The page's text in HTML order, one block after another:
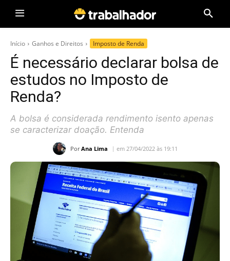
Início Ganhos e Direitos Imposto de Renda
É necessário declarar bolsa de
estudos no Imposto de
Renda?
A bolsa é considerada rendimento isento apenas
se caracterizar doação. Entenda
Por Ana Lima em 27/04/2022 às 19:11